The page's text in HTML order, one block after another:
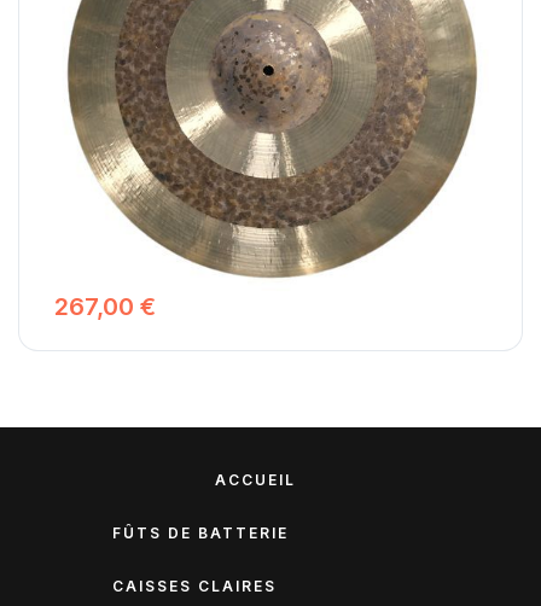
Ephesus Cymbals Hokka Ride
Les cymbales Ride Hokka ont une cloche martelée large
mais non tournée qui est très bien définie, brillante et
forte, néanmoins si elles sont jouées doucement avec des
baguettes légères, ce sont des cymbales pleines,
pétillantes et prononcées bien adaptées aux sessions
acoustiques à faible volume.
267,00 €
ACCUEIL
FÛTS DE BATTERIE
CAISSES CLAIRES